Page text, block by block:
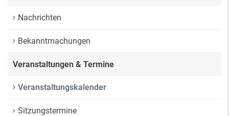
Nachrichten
Bekanntmachungen
Veranstaltungen & Termine
Veranstaltungskalender
Sitzungstermine